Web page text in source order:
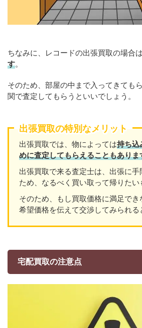
ちなみに、レコードの出張買取の場合は
す。
そのため、部屋の中まで入ってきても
関で査定してもらうといいでしょう。
出張買取の特別なメリット
出張買取では、物によっては持ち込
めに査定してもらえることもありま
出張買取で来る査定士は、出張に手
ため、なるべく買い取って帰りたい
そのため、もし買取価格に満足でき
希望価格を伝えて交渉してみられる
宅配買取の注意点